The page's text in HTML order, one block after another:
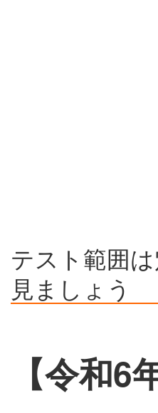
テスト範囲
見ましょう
【令和6